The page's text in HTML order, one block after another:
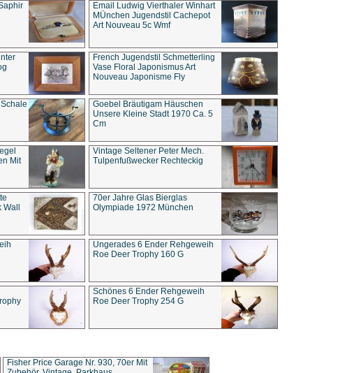
Email Ludwig Vierthaler Winhart
MÜnchen Jugendstil Cachepot
Art Nouveau 5c Wmf
French Jugendstil Schmetterling
Vase Floral Japonismus Art
Nouveau Japonisme Fly
Goebel Bräutigam Häuschen
Unsere Kleine Stadt 1970 Ca. 5
Cm
Mit
Vintage Seltener Peter Mech.
Tulpenfußwecker Rechteckig
70er Jahre Glas Bierglas
Olympiade 1972 München
Ungerades 6 Ender Rehgeweih
Roe Deer Trophy 160 G
Schönes 6 Ender Rehgeweih
Roe Deer Trophy 254 G
Fisher Price Garage Nr. 930, 70er Mit